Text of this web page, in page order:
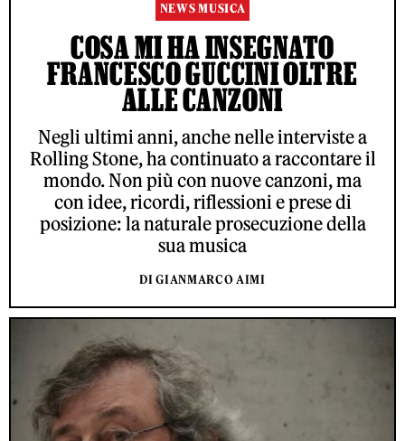
NEWS MUSICA
COSA MI HA INSEGNATO
FRANCESCO GUCCINI OLTRE
ALLE CANZONI
Negli ultimi anni, anche nelle interviste a
Rolling Stone, ha continuato a raccontare il
mondo. Non più con nuove canzoni, ma
con idee, ricordi, riflessioni e prese di
posizione: la naturale prosecuzione della
sua musica
DI GIANMARCO AIMI